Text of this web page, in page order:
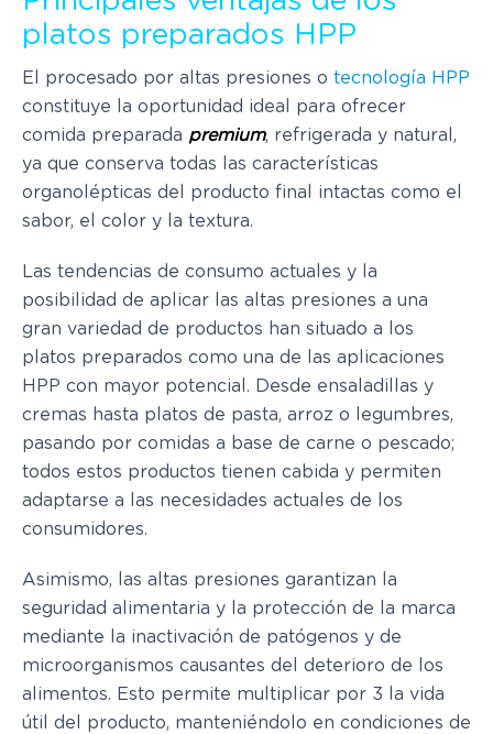
platos preparados HPP
El procesado por altas presiones o tecnología HPP
constituye la oportunidad ideal para ofrecer
comida preparada premium, refrigerada y natural,
ya que conserva todas las características
organolépticas del producto final intactas como el
sabor, el color y la textura.
Las tendencias de consumo actuales y la
posibilidad de aplicar las altas presiones a una
gran variedad de productos han situado a los
platos preparados como una de las aplicaciones
HPP con mayor potencial. Desde ensaladillas y
cremas hasta platos de pasta, arroz o legumbres,
pasando por comidas a base de carne o pescado;
todos estos productos tienen cabida y permiten
adaptarse a las necesidades actuales de los
consumidores.
Asimismo, las altas presiones garantizan la
seguridad alimentaria y la protección de la marca
mediante la inactivación de patógenos y de
microorganismos causantes del deterioro de los
alimentos. Esto permite multiplicar por 3 la vida
útil del producto, manteniéndolo en condiciones de